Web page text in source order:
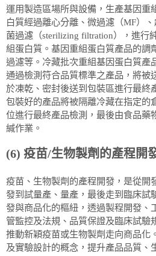
運用製造區場所與設備，生產基因重
白質經過離心分離、微過濾（MF）
菌過濾（sterilizing filtration），進行
組蛋白質。基因重組蛋白質產品的調
過濾等。冷藏批次重組基因蛋白質產
通過檢測符合品質標準之產品，將被
於凍乾、密封後送到包裝區進行最終
包裝好的產品將被隔離冷藏在指定的
位進行最終產品檢測，最後由食品藥
緘作業。
(6) 疫苗/生物製劑的產程開
疫苗、生物製劑的產程開發，是從開
發到試量產、量產，最後走到臨床試
發與商品化的樞紐，透過製程開發、
管監控及法規、品質保證及臨床試驗
推動新穎疫苗或生物製劑走向商品化
及實驗設計的概念，提升產品品質、